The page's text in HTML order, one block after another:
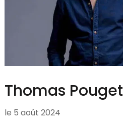
Thomas Pouget
le 5 août 2024